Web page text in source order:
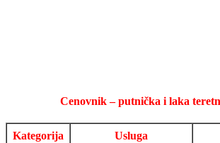
Cenovnik – putnička i laka
Kategorija Usluga